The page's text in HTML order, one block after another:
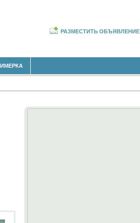
РАЗМЕСТИТЬ ОБЪЯВЛЕНИЕ